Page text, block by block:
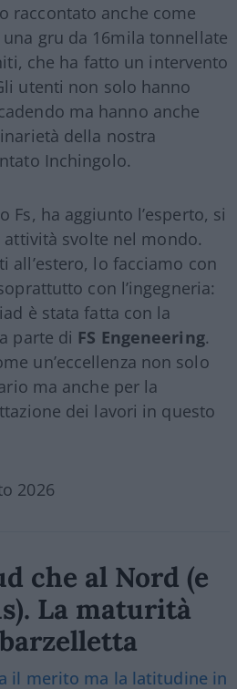
raccontato anche come
gru da 16mila tonnellate
che ha fatto un intervento
utenti non solo hanno
ma hanno anche
della nostra
Inchingolo.
Fs, ha aggiunto l’esperto, si
svolte nel mondo.
all’estero, lo facciamo con
con l’ingegneria:
è stata fatta con la
parte di FS Engeneering.
un’eccellenza non solo
ma anche per la
dei lavori in questo
2026
che al Nord (e
La maturità
il merito ma la latitudine in